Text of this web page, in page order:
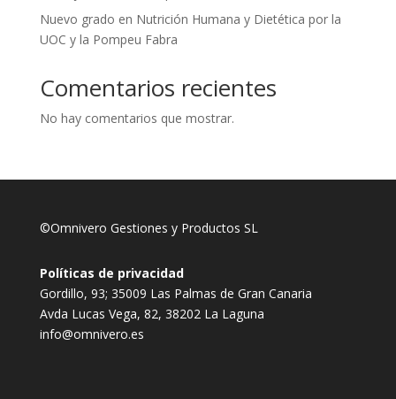
Nuevo grado en Nutrición Humana y Dietética por la
UOC y la Pompeu Fabra
Comentarios recientes
No hay comentarios que mostrar.
©Omnivero Gestiones y Productos SL
Políticas de privacidad
Gordillo, 93; 35009 Las Palmas de Gran Canaria
Avda Lucas Vega, 82, 38202 La Laguna
info@omnivero.es